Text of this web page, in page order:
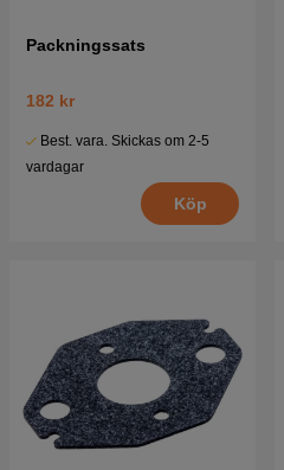
Packningssats
182 kr
Best. vara. Skickas om 2-5
vardagar
Köp